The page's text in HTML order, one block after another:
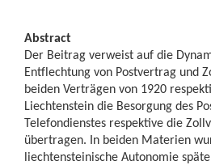
Abstract
Der Beitrag verweist auf die
Entflechtung von Postvertrag und
beiden Verträgen von 1920
Liechtenstein die Besorgung des
Telefondienstes respektive die
übertragen. In beiden Materien
liechtensteinische Autonomie